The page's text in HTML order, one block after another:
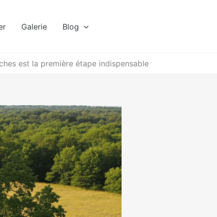
Galerie Blog
est la première étape indispensable